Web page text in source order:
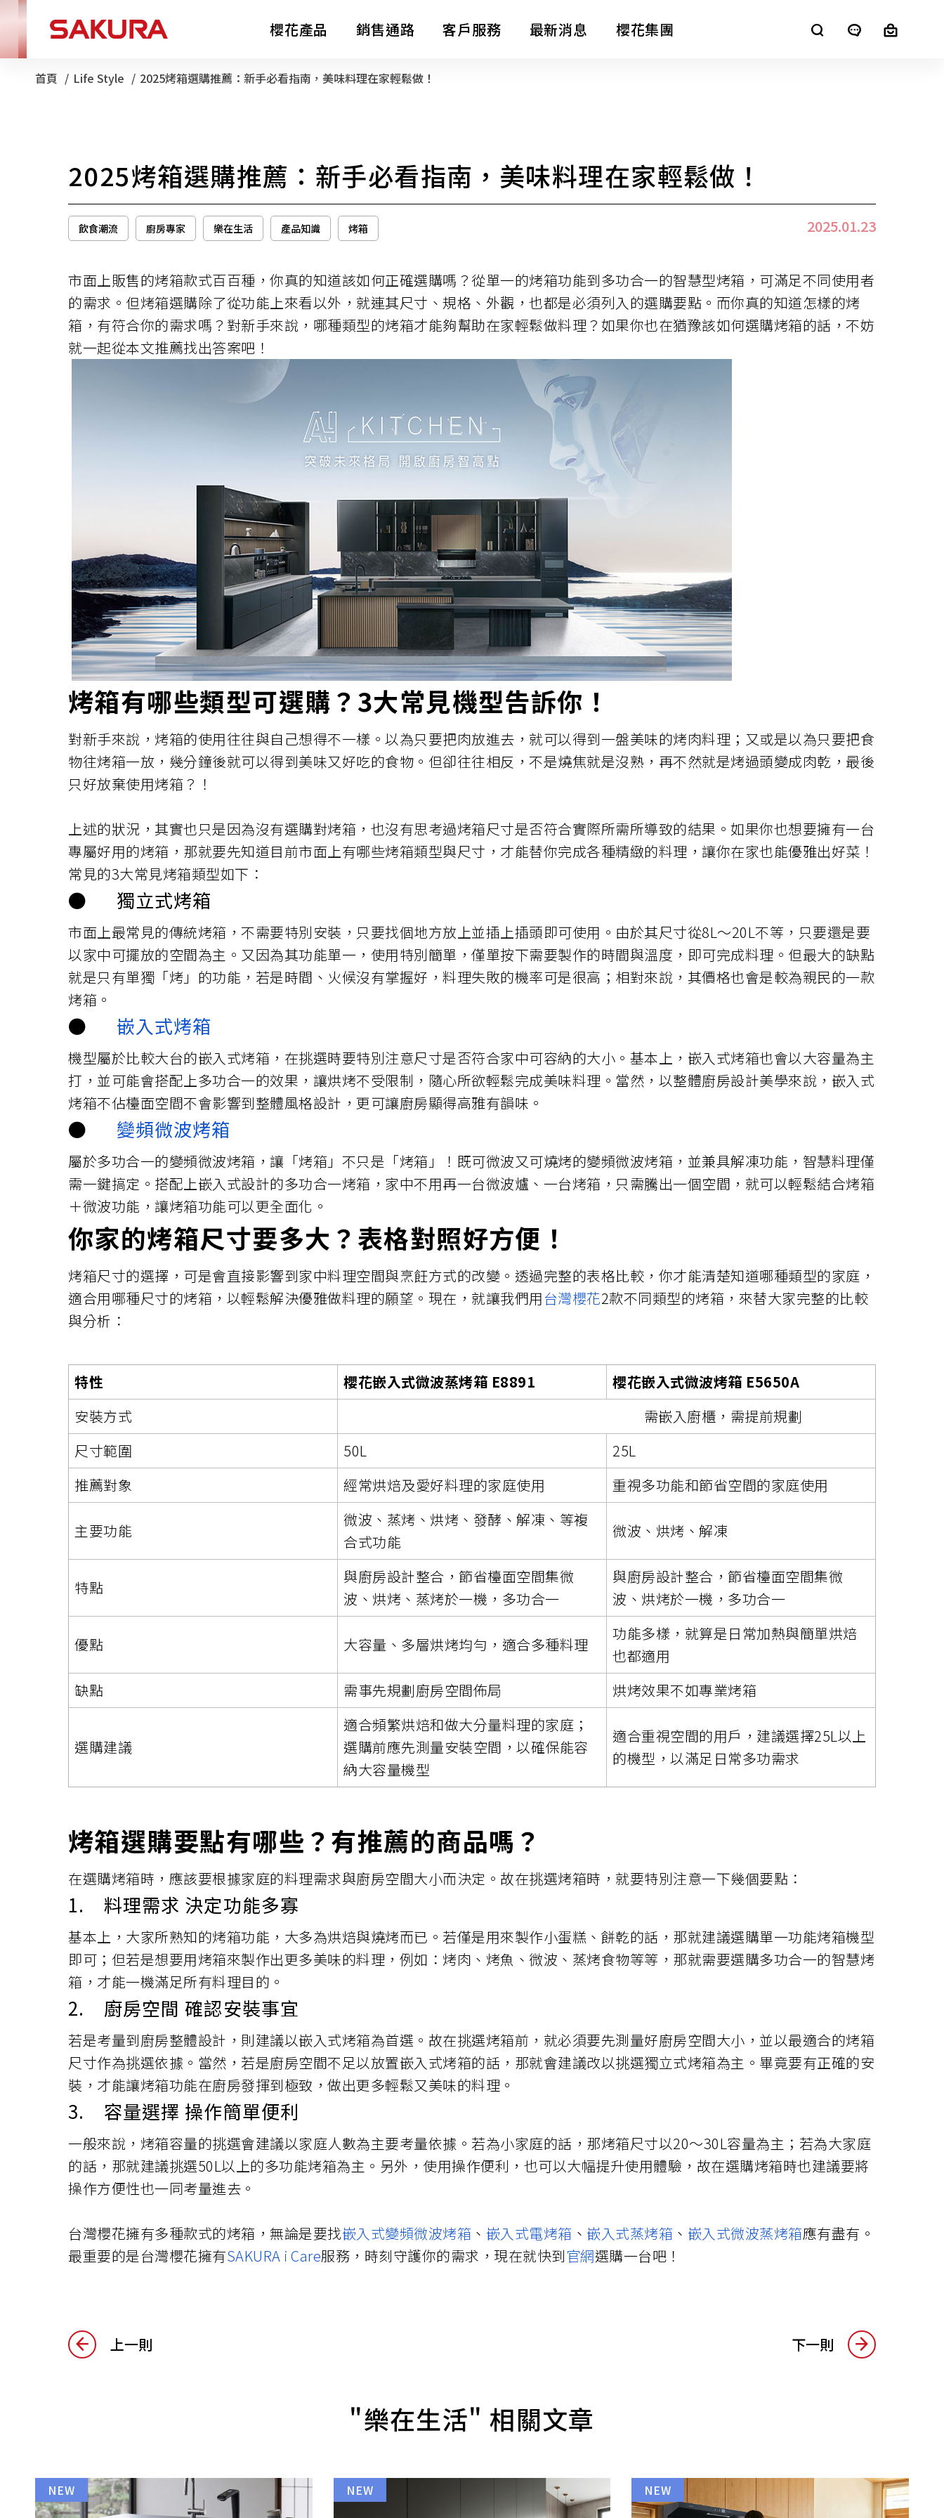
櫻花產品
淨水器 電子型錄 全屋裝修 進口廚電
銷售通路 客戶服務 最新消息
影音專區
主題企劃
櫻花集團
首頁 Life Style 目前頁面：
2025烤箱選購推薦：新手必看指南，美味料理在家輕鬆做！
2025烤箱選購推薦：新手必看指南，美味料理在家輕鬆做！
飲食潮流 廚房專家 樂在生活 產品知識 烤箱 2025.01.23
市面上販售的烤箱款式百百種，你真的知道該如何正確選購嗎？從單一的烤箱功能到多功合一的智慧型烤箱，可滿足不同使用者
的需求。但烤箱選購除了從功能上來看以外，就連其尺寸、規格、外觀，也都是必須列入的選購要點。而你真的知道怎樣的烤
箱，有符合你的需求嗎？對新手來說，哪種類型的烤箱才能夠幫助在家輕鬆做料理？如果你也在猶豫該如何選購烤箱的話，不妨
就一起從本文推薦找出答案吧！
烤箱有哪些類型可選購？3大常見機型告訴你！
對新手來說，烤箱的使用往往與自己想得不一樣。以為只要把肉放進去，就可以得到一盤美味的烤肉料理；又或是以為只要把食
物往烤箱一放，幾分鐘後就可以得到美味又好吃的食物。但卻往往相反，不是燒焦就是沒熟，再不然就是烤過頭變成肉乾，最後
只好放棄使用烤箱？！
上述的狀況，其實也只是因為沒有選購對烤箱，也沒有思考過烤箱尺寸是否符合實際所需所導致的結果。如果你也想要擁有一台
專屬好用的烤箱，那就要先知道目前市面上有哪些烤箱類型與尺寸，才能替你完成各種精緻的料理，讓你在家也能優雅出好菜！
常見的3大常見烤箱類型如下：
● 獨立式烤箱
市面上最常見的傳統烤箱，不需要特別安裝，只要找個地方放上並插上插頭即可使用。由於其尺寸從8L～20L不等，只要還是要
以家中可擺放的空間為主。又因為其功能單一，使用特別簡單，僅單按下需要製作的時間與溫度，即可完成料理。但最大的缺點
就是只有單獨「烤」的功能，若是時間、火候沒有掌握好，料理失敗的機率可是很高；相對來說，其價格也會是較為親民的一款
烤箱。
● 嵌入式烤箱
機型屬於比較大台的嵌入式烤箱，在挑選時要特別注意尺寸是否符合家中可容納的大小。基本上，嵌入式烤箱也會以大容量為主
打，並可能會搭配上多功合一的效果，讓烘烤不受限制，隨心所欲輕鬆完成美味料理。當然，以整體廚房設計美學來說，嵌入式
烤箱不佔檯面空間不會影響到整體風格設計，更可讓廚房顯得高雅有韻味。
● 變頻微波烤箱
屬於多功合一的變頻微波烤箱，讓「烤箱」不只是「烤箱」！既可微波又可燒烤的變頻微波烤箱，並兼具解凍功能，智慧料理僅
需一鍵搞定。搭配上嵌入式設計的多功合一烤箱，家中不用再一台微波爐、一台烤箱，只需騰出一個空間，就可以輕鬆結合烤箱
＋微波功能，讓烤箱功能可以更全面化。
你家的烤箱尺寸要多大？表格對照好方便！
烤箱尺寸的選擇，可是會直接影響到家中料理空間與烹飪方式的改變。透過完整的表格比較，你才能清楚知道哪種類型的家庭，
適合用哪種尺寸的烤箱，以輕鬆解決優雅做料理的願望。現在，就讓我們用台灣櫻花2款不同類型的烤箱，來替大家完整的比較
與分析：
特性 櫻花嵌入式微波蒸烤箱 E8891
櫻花嵌入式微波烤箱 E5650A
安裝方式
需嵌入廚櫃，需提前規劃
尺寸範圍
50L
25L
推薦對象
經常烘焙及愛好料理的家庭使用 重視多功能和節省空間的家庭使用
主要功能
微波、蒸烤、烘烤、發酵、解凍、等複
合式功能
微波、烘烤、解凍
特點
與廚房設計整合，節省檯面空間集微
波、烘烤、蒸烤於一機，多功合一
與廚房設計整合，節省檯面空間集微
波、烘烤於一機，多功合一
優點 大容量、多層烘烤均勻，適合多種料理
功能多樣，就算是日常加熱與簡單烘焙
也都適用
缺點
需事先規劃廚房空間佈局 烘烤效果不如專業烤箱
選購建議
適合頻繁烘焙和做大分量料理的家庭；
選購前應先測量安裝空間，以確保能容
納大容量機型
適合重視空間的用戶，建議選擇25L以上
的機型，以滿足日常多功需求
烤箱選購要點有哪些？有推薦的商品嗎？
在選購烤箱時，應該要根據家庭的料理需求與廚房空間大小而決定。故在挑選烤箱時，就要特別注意一下幾個要點：
1. 料理需求 決定功能多寡
基本上，大家所熟知的烤箱功能，大多為烘焙與燒烤而已。若僅是用來製作小蛋糕、餅乾的話，那就建議選購單一功能烤箱機型
即可；但若是想要用烤箱來製作出更多美味的料理，例如：烤肉、烤魚、微波、蒸烤食物等等，那就需要選購多功合一的智慧烤
箱，才能一機滿足所有料理目的。
2. 廚房空間 確認安裝事宜
若是考量到廚房整體設計，則建議以嵌入式烤箱為首選。故在挑選烤箱前，就必須要先測量好廚房空間大小，並以最適合的烤箱
尺寸作為挑選依據。當然，若是廚房空間不足以放置嵌入式烤箱的話，那就會建議改以挑選獨立式烤箱為主。畢竟要有正確的安
裝，才能讓烤箱功能在廚房發揮到極致，做出更多輕鬆又美味的料理。
3. 容量選擇 操作簡單便利
一般來說，烤箱容量的挑選會建議以家庭人數為主要考量依據。若為小家庭的話，那烤箱尺寸以20～30L容量為主；若為大家庭
的話，那就建議挑選50L以上的多功能烤箱為主。另外，使用操作便利，也可以大幅提升使用體驗，故在選購烤箱時也建議要將
操作方便性也一同考量進去。
台灣櫻花擁有多種款式的烤箱，無論是要找嵌入式變頻微波烤箱 、 嵌入式電烤箱 、 嵌入式蒸烤箱 、 嵌入式微波蒸烤箱應有盡有。
最重要的是台灣櫻花擁有SAKURA i Care服務，時刻守護你的需求，現在就快到官網選購一台吧！
上一則 下一則
"樂在生活" 相關文章
NEW NEW NEW